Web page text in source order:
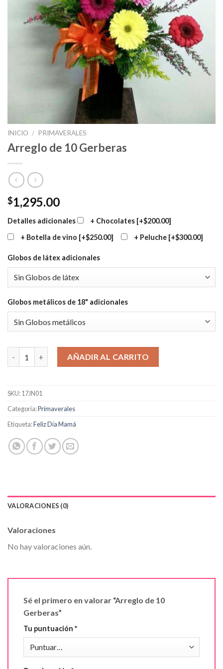
INICIO / PRIMAVERALES
Arreglo de 10 Gerberas
$1,295.00
Detalles adicionales + Chocolates [+$200.00]
+ Botella de vino [+$250.00] + Peluche [+$300.00]
Globos de látex adicionales
Globos metálicos de 18" adicionales
Arreglo de 10 Gerberas cantidad
AÑADIR AL CARRITO
SKU:17JN01
Categoría:Primaverales
Etiqueta:Feliz Día Mamá
VALORACIONES (0)
Valoraciones
No hay valoraciones aún.
Sé el primero en valorar “Arreglo de 10
Gerberas”
Tu puntuación *